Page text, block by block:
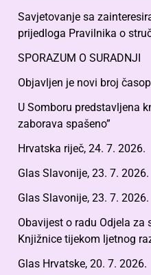
Savjetovanje sa
prijedloga Pravilnika o
SPORAZUM O SURADNJI
Objavljen je novi broj
U Somboru predstavljena
zaborava spašeno”
Hrvatska riječ, 24. 7. 2026.
Glas Slavonije, 23. 7. 2026.
Glas Slavonije, 23. 7. 2026.
Obavijest o radu Odjela za
Knjižnice tijekom ljetnog
Glas Hrvatske, 20. 7. 2026.